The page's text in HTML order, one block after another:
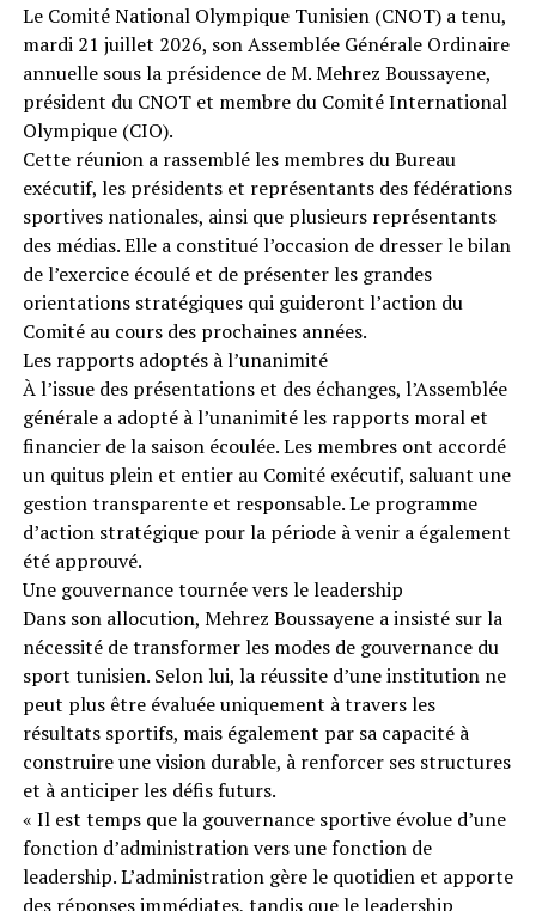
Le Comité National Olympique Tunisien (CNOT) a tenu,
mardi 21 juillet 2026, son Assemblée Générale Ordinaire
annuelle sous la présidence de M. Mehrez Boussayene,
président du CNOT et membre du Comité International
Olympique (CIO).
Cette réunion a rassemblé les membres du Bureau
exécutif, les présidents et représentants des fédérations
sportives nationales, ainsi que plusieurs représentants
des médias. Elle a constitué l’occasion de dresser le bilan
de l’exercice écoulé et de présenter les grandes
orientations stratégiques qui guideront l’action du
Comité au cours des prochaines années.
Les rapports adoptés à l’unanimité
À l’issue des présentations et des échanges, l’Assemblée
générale a adopté à l’unanimité les rapports moral et
financier de la saison écoulée. Les membres ont accordé
un quitus plein et entier au Comité exécutif, saluant une
gestion transparente et responsable. Le programme
d’action stratégique pour la période à venir a également
été approuvé.
Une gouvernance tournée vers le leadership
Dans son allocution, Mehrez Boussayene a insisté sur la
nécessité de transformer les modes de gouvernance du
sport tunisien. Selon lui, la réussite d’une institution ne
peut plus être évaluée uniquement à travers les
résultats sportifs, mais également par sa capacité à
construire une vision durable, à renforcer ses structures
et à anticiper les défis futurs.
« Il est temps que la gouvernance sportive évolue d’une
fonction d’administration vers une fonction de
leadership. L’administration gère le quotidien et apporte
des réponses immédiates, tandis que le leadership